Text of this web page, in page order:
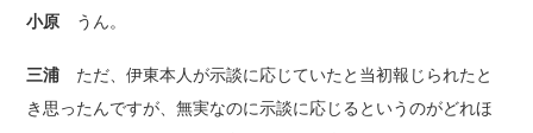
小原 うん。
三浦 ただ、伊東本人が示談に応じていたと当初報じられたと
き思ったんですが、無実なのに示談に応じるというのがどれほ